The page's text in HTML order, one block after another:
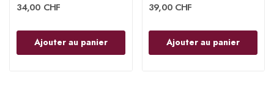
34,00 CHF
Ajouter au panier
39,00 CHF
Ajouter au panier